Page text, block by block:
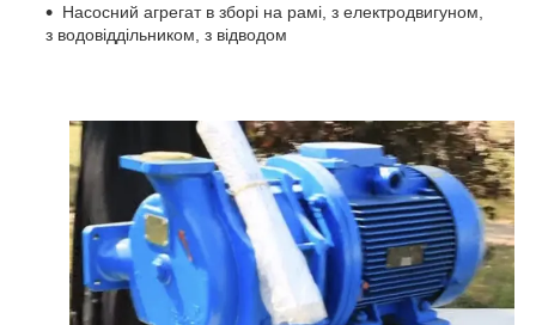
Насосний агрегат в зборі на рамі, з електродвигуном,
з водовіддільником, з відводом